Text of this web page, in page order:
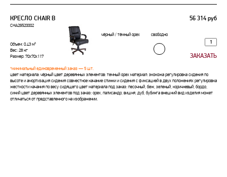
КРЕСЛО CHAIR B 56 314 руб
CHA26520002
чёрный / тёмный орех
свободно
Объем: 0.43 м³
Вес: 28 кг
Размер: 70x70x117
*минимальный единовременный заказ — 5 шт.
цвет материала: чёрный цвет деревянных элементов: темный орех материал: экокожа регулировка сидения по
высоте и амортизация сидения совместное качание спинки и сидения с фиксацией в двух положениях регулировка
жесткости качания по весу сидящего цвет материала под заказ: песочный, беж, зеленый, коричневый, бордо,
синий цвет деревянных элементов под заказ: орех, палисандр, вишня, дуб, бубинга внешний вид изделия может
отличаться от представленного на изображении.